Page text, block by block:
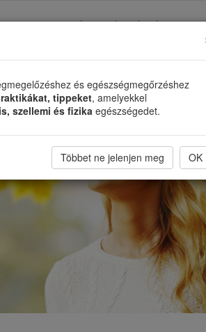
és egészségmegőrzéshez
tippeket, amelyekkel
szellemi és fizika egészségedet.
Többet ne jelenjen meg OK